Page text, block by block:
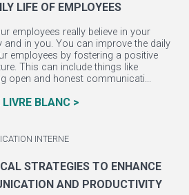
LIFE OF EMPLOYEES
employees really believe in your
and in you. You can improve the daily
employees by fostering a positive
This can include things like
open and honest communicati...
LIVRE BLANC >
INTERNE
STRATEGIES TO ENHANCE
AND PRODUCTIVITY